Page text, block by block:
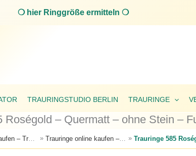
❍ hier Ringgröße ermitteln ❍
TRAURINGSTUDIO BERLIN TRAURINGE
Roségold – Quermatt – ohne Stein –
Ringe online kaufen – Trauringe, Verlobungsringe & Partnerringe » Trauringe online kaufen – große Auswahl an Eheringen »